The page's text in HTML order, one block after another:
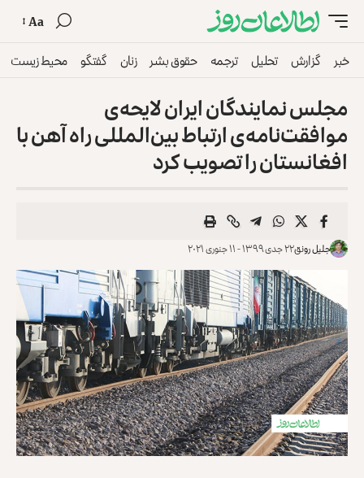
Aa
خبر گزارش تحلیل ترجمه حقوق بشر زنان گفتگو محیط زیست
مجلس نمایندگان ایران لایحه‌ی
موافقت‌نامه‌ی ارتباط بین‌المللی راه آهن با
افغانستان را تصویب کرد
جلیل رونق۲۲ جدی ۱۳۹۹ - ۱۱ جنوری ۲۰۲۱